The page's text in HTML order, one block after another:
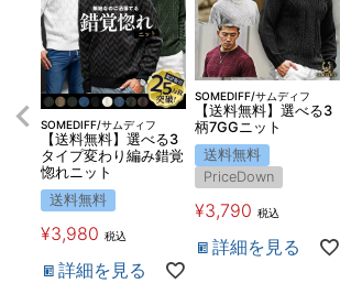
SOMEDIFF/サムディフ
【送料無料】選べる3
タイプ変わり編み錯覚
惚れニット
送料無料
¥3,980 税込
詳細を見る
SOMEDIFF/サムディフ
【送料無料】選べる3
柄7GGニット
送料無料
PriceDown
¥3,790 税込
詳細を見る